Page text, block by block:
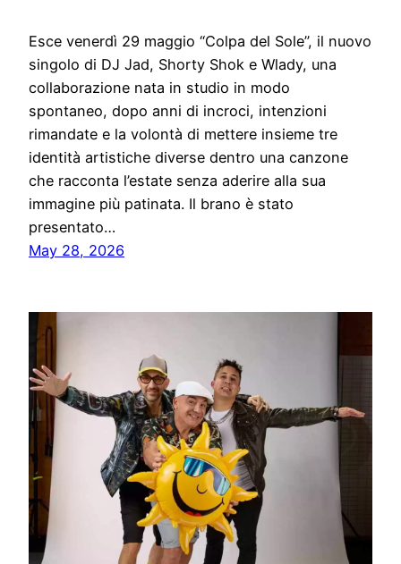
Esce venerdì 29 maggio “Colpa del Sole”, il nuovo
singolo di DJ Jad, Shorty Shok e Wlady, una
collaborazione nata in studio in modo
spontaneo, dopo anni di incroci, intenzioni
rimandate e la volontà di mettere insieme tre
identità artistiche diverse dentro una canzone
che racconta l’estate senza aderire alla sua
immagine più patinata. Il brano è stato
presentato…
May 28, 2026